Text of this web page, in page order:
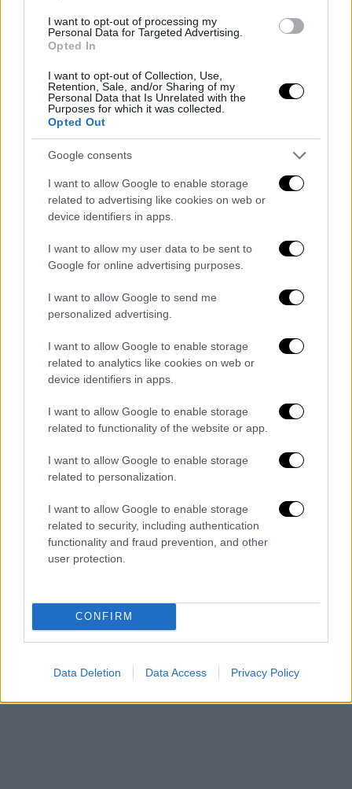
I want to opt-out of processing my
Personal Data for Targeted Advertising.
Opted In
I want to opt-out of Collection, Use,
Retention, Sale, and/or Sharing of my
Personal Data that Is Unrelated with the
Purposes for which it was collected.
Opted Out
Google consents
I want to allow Google to enable storage
related to advertising like cookies on web or
device identifiers in apps.
I want to allow my user data to be sent to
Google for online advertising purposes.
I want to allow Google to send me
personalized advertising.
I want to allow Google to enable storage
related to analytics like cookies on web or
device identifiers in apps.
I want to allow Google to enable storage
related to functionality of the website or app.
I want to allow Google to enable storage
related to personalization.
I want to allow Google to enable storage
related to security, including authentication
functionality and fraud prevention, and other
user protection.
CONFIRM
Data Deletion Data Access Privacy Policy
- Pubblicità -